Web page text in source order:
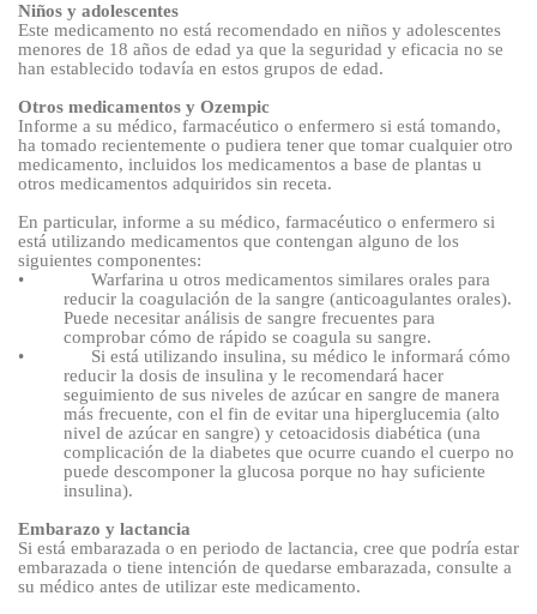
Niños y adolescentes
Este medicamento no está recomendado en niños y adolescentes
menores de 18 años de edad ya que la seguridad y eficacia no se
han establecido todavía en estos grupos de edad.
Otros medicamentos y Ozempic
Informe a su médico, farmacéutico o enfermero si está tomando,
ha tomado recientemente o pudiera tener que tomar cualquier otro
medicamento, incluidos los medicamentos a base de plantas u
otros medicamentos adquiridos sin receta.
En particular, informe a su médico, farmacéutico o enfermero si
está utilizando medicamentos que contengan alguno de los
siguientes componentes:
•
Warfarina u otros medicamentos similares orales para
reducir la coagulación de la sangre (anticoagulantes orales).
Puede necesitar análisis de sangre frecuentes para
comprobar cómo de rápido se coagula su sangre.
•
Si está utilizando insulina, su médico le informará cómo
reducir la dosis de insulina y le recomendará hacer
seguimiento de sus niveles de azúcar en sangre de manera
más frecuente, con el fin de evitar una hiperglucemia (alto
nivel de azúcar en sangre) y cetoacidosis diabética (una
complicación de la diabetes que ocurre cuando el cuerpo no
puede descomponer la glucosa porque no hay suficiente
insulina).
Embarazo y lactancia
Si está embarazada o en periodo de lactancia, cree que podría estar
embarazada o tiene intención de quedarse embarazada, consulte a
su médico antes de utilizar este medicamento.